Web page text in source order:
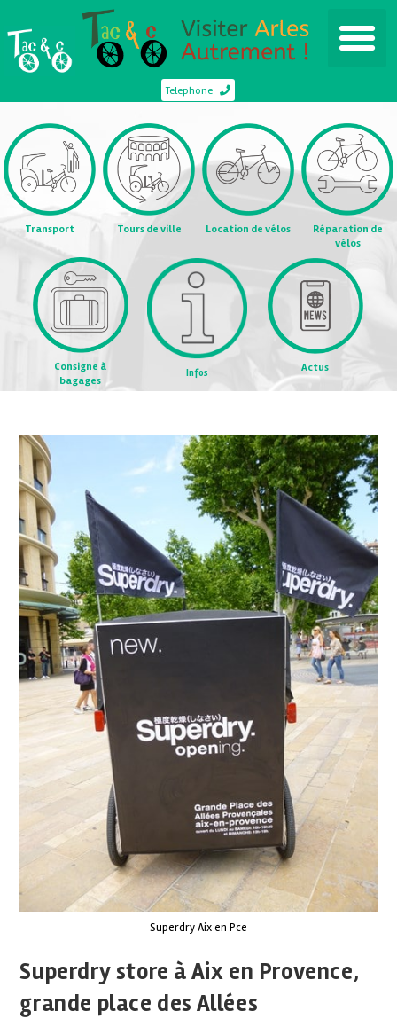
Telephone
Transport Tours de ville Location de vélos
Réparation de
vélos
Consigne à
bagages
Infos Actus
Superdry Aix en Pce
Superdry store à Aix en Provence,
grande place des Allées